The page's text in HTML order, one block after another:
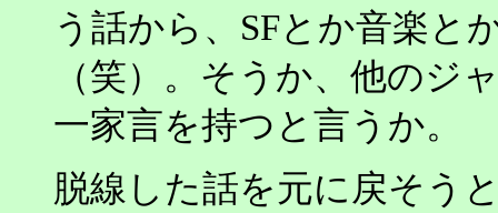
う話から、SFとか音楽と
（笑）。そうか、他のジ
一家言を持つと言うか。
脱線した話を元に戻そう